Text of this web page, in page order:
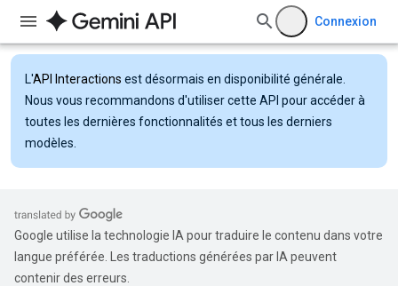
Connexion
L'API Interactions est désormais en disponibilité générale.
Nous vous recommandons d'utiliser cette API pour accéder à
toutes les dernières fonctionnalités et tous les derniers
modèles.
Google utilise la technologie IA pour traduire le contenu dans votre
langue préférée. Les traductions générées par IA peuvent
contenir des erreurs.